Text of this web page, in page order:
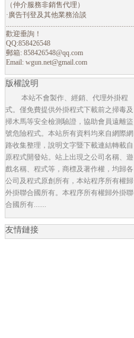
（仲介服務非銷售代理）
·廣告刊登及其他業務洽談
歡迎垂詢！
QQ:858426548
郵箱: 858426548@qq.com
Email: wgun.net@gmail.com
版權說明
本站不會製作、經銷、代理外掛程
式。僅免費提供外掛程式下載前之掃毒及
掃木馬等安全檢測驗證，協助會員遠離盜
號危險程式。本站所有資料均來自網際網
路收集整理，說明文字暨下載連結轉載自
原程式開發站。站上出現之公司名稱、遊
戲名稱、程式等，商標及著作權，均歸各
公司及程式原創所有，本站程序所有權歸
外掛聯合國所有。本程序所有權歸外掛聯
合國所有.......
友情鏈接